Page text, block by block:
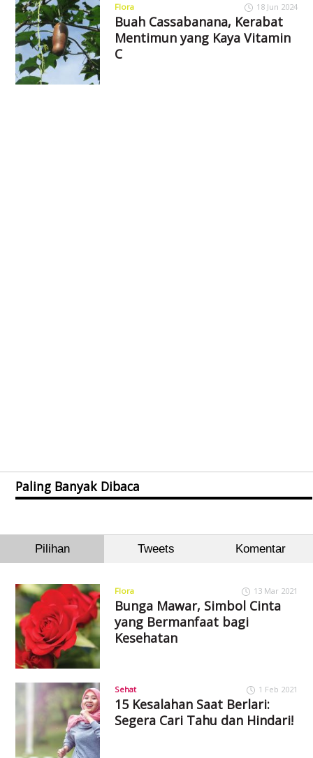
Flora 18 Jun 2024
Buah Cassabanana, Kerabat
Mentimun yang Kaya Vitamin
C
Paling Banyak Dibaca
Pilihan Tweets Komentar
Flora 13 Mar 2021
Bunga Mawar, Simbol Cinta
yang Bermanfaat bagi
Kesehatan
Sehat 1 Feb 2021
15 Kesalahan Saat Berlari:
Segera Cari Tahu dan Hindari!